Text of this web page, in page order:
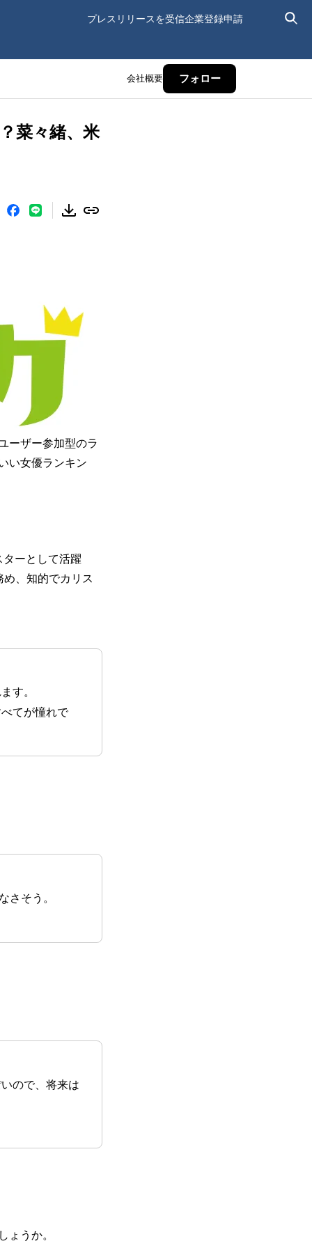
プレスリリースを受信企業登録申請
会社概要 フォロー
菜々緒、米
ーザー参加型のラ
い女優ランキン
ーとして活躍
め、知的でカリス
す。
てが憧れで
さそう。
ので、将来は
ょうか。